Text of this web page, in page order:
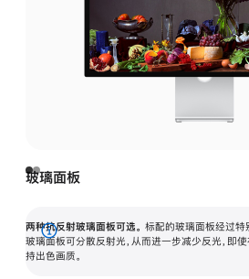
玻璃面板
两种抗反射玻璃面板可选。 标配的玻璃面板经过特
玻璃面板可分散反射光，从而进一步减少反光，即
持出色画质。
展
开